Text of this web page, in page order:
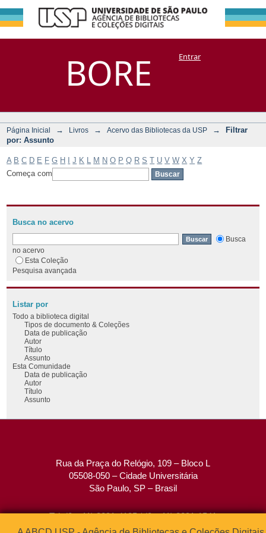
BORE
Filtrar por:
Assunto
DSpace/Manakin + CoriscoEntrar
Página Inicial → Livros → Acervo das Bibliotecas da USP →
Filtrar
por: Assunto
A B C D E F G H J K M N O P Q R S T U V W X Y Z
Começa com
Busca no acervo
Busca
no acervo
Esta Coleção
Pesquisa avançada
Listar por
Todo a biblioteca digital
Tipos de documento & Coleções
Data de publicação
Autor
Título
Assunto
Esta Comunidade
Data de publicação
Autor
Título
Assunto
Rua da Praça do Relógio, 109 – Bloco L
05508-050 – Cidade Universitária
São Paulo, SP – Brasil
Tel: (0xx11) 3091-4195 / (0xx11) 3091-1541
Fax: (0xx11) 3091-1567